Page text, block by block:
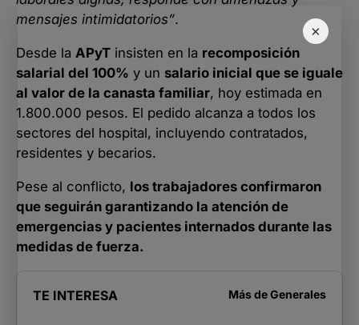
×
mensajes intimidatorios”.
Desde la APyT insisten en la recomposición
salarial del 100% y un salario inicial que se iguale
al valor de la canasta familiar, hoy estimada en
1.800.000 pesos. El pedido alcanza a todos los
sectores del hospital, incluyendo contratados,
residentes y becarios.
Pese al conflicto, los trabajadores confirmaron
que seguirán garantizando la atención de
emergencias y pacientes internados durante las
medidas de fuerza.
TE INTERESA Más deGenerales